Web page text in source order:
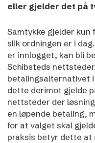
eller gjelder det på
Samtykke gjelder
slik ordningen er i
er innlogget, kan bli
Schibsteds
betalingsalternativet
dette derimot gjelde
nettsteder der
en løpende betaling,
for at valget skal
praksis betyr dette at